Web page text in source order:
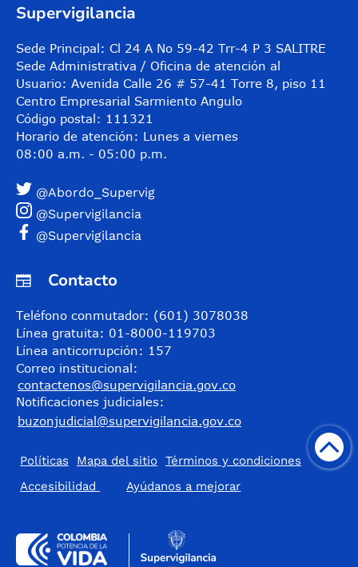
Supervigilancia
Sede Principal: Cl 24 A No 59-42 Trr-4 P 3 SALITRE
Sede Administrativa / Oficina de atención al
Usuario: Avenida Calle 26 # 57-41 Torre 8, piso 11
Centro Empresarial Sarmiento Angulo
Código postal: 111321
Horario de atención: Lunes a viernes
08:00 a.m. - 05:00 p.m.
@Abordo_Supervig
@Supervigilancia
@Supervigilancia
Contacto
Teléfono conmutador: (601) 3078038
Línea gratuita: 01-8000-119703
Línea anticorrupción: 157
Correo institucional:
contactenos@supervigilancia.gov.co
Notificaciones judiciales:
buzonjudicial@supervigilancia.gov.co
Políticas Mapa del sitio
Términos y condiciones
Accesibilidad
​Ayúdanos a mejorar